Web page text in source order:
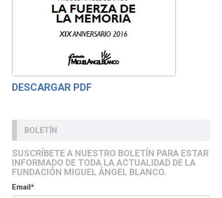
DESCARGAR PDF
BOLETÍN
SUSCRÍBETE A NUESTRO BOLETÍN PARA ESTAR
INFORMADO DE TODA LA ACTUALIDAD DE LA
FUNDACIÓN MIGUEL ÁNGEL BLANCO.
Email*